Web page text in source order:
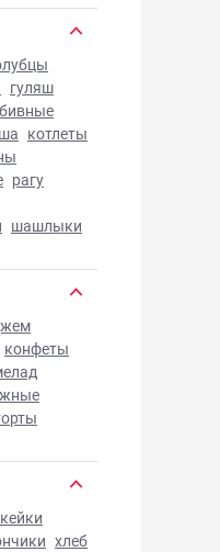
гуляш
котлеты
рагу
шашлыки
конфеты
хлеб